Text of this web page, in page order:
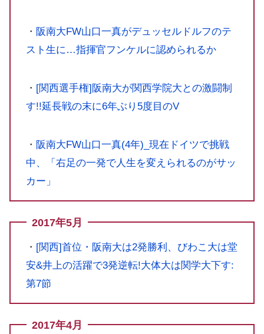
・ 阪南大FW山口一真がデュッセルドルフのテ
スト生に…指揮官フンケルに認められるか
・ [関西選手権]阪南大が関西学院大との激闘制
す!!延長戦の末に6年ぶり5度目のV
・ 阪南大FW山口一真(4年)_現在ドイツで挑戦
中、「右足の一発で人生を変えられるのがサッ
カー」
2017年5月
・ [関西]首位・阪南大は2発勝利、びわこ大は堂
安&井上の活躍で3発逆転!大体大は関学大下す:
第7節
2017年4月